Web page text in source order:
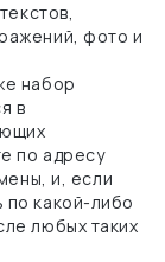
фото и
набор
в
по адресу
и, если
какой-либо
любых таких